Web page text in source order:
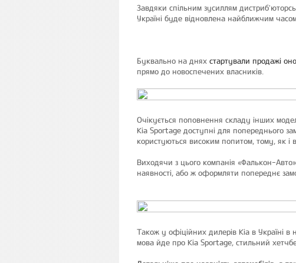
Завдяки спільним зусиллям
Україні буде відновлена найближчим
Буквально на днях стартували продажі
прямо до новоспечених власників.
Очікується поповнення складу інших
Kia Sportage доступні для попереднього
користуються високим попитом, тому, як і
Виходячи з цього компанія «Фалькон-
наявності, або ж оформляти попереднє
Також у офіційних дилерів Kia в Україні
мова йде про Kia Sportage, стильний